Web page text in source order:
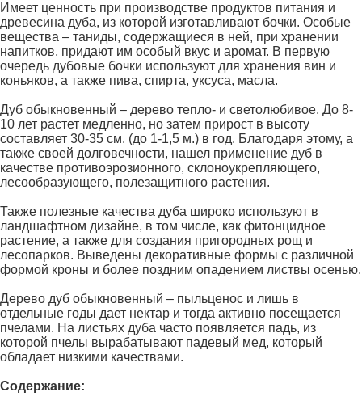
Имеет ценность при производстве продуктов питания и
древесина дуба, из которой изготавливают бочки. Особые
вещества – таниды, содержащиеся в ней, при хранении
напитков, придают им особый вкус и аромат. В первую
очередь дубовые бочки используют для хранения вин и
коньяков, а также пива, спирта, уксуса, масла.
Дуб обыкновенный – дерево тепло- и светолюбивое. До 8-
10 лет растет медленно, но затем прирост в высоту
составляет 30-35 см. (до 1-1,5 м.) в год. Благодаря этому, а
также своей долговечности, нашел применение дуб в
качестве противоэрозионного, склоноукрепляющего,
лесообразующего, полезащитного растения.
Также полезные качества дуба широко используют в
ландшафтном дизайне, в том числе, как фитонцидное
растение, а также для создания пригородных рощ и
лесопарков. Выведены декоративные формы с различной
формой кроны и более поздним опадением листвы осенью.
Дерево дуб обыкновенный – пыльценос и лишь в
отдельные годы дает нектар и тогда активно посещается
пчелами. На листьях дуба часто появляется падь, из
которой пчелы вырабатывают падевый мед, который
обладает низкими качествами.
Содержание: